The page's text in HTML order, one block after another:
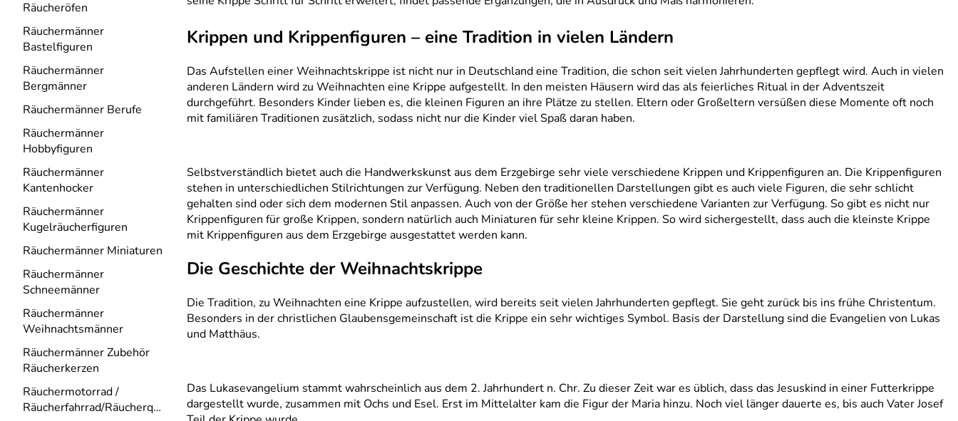
Räucheröfen
Räuchermänner
Bastelfiguren
Räuchermänner
Bergmänner
Räuchermänner Berufe
Räuchermänner
Hobbyfiguren
Räuchermänner
Kantenhocker
Räuchermänner
Kugelräucherfiguren
Räuchermänner Miniaturen
Räuchermänner
Schneemänner
Räuchermänner
Weihnachtsmänner
Räuchermänner Zubehör
Räucherkerzen
Räuchermotorrad /
Räucherfahrrad/Räucherquad
Krippen und Krippenfiguren – eine Tradition in vielen Ländern
Das Aufstellen einer Weihnachtskrippe ist nicht nur in Deutschland eine Tradition, die schon seit vielen Jahrhunderten gepflegt wird. Auch in vielen
anderen Ländern wird zu Weihnachten eine Krippe aufgestellt. In den meisten Häusern wird das als feierliches Ritual in der Adventszeit
durchgeführt. Besonders Kinder lieben es, die kleinen Figuren an ihre Plätze zu stellen. Eltern oder Großeltern versüßen diese Momente oft noch
mit familiären Traditionen zusätzlich, sodass nicht nur die Kinder viel Spaß daran haben.
Selbstverständlich bietet auch die Handwerkskunst aus dem Erzgebirge sehr viele verschiedene Krippen und Krippenfiguren an. Die Krippenfiguren
stehen in unterschiedlichen Stilrichtungen zur Verfügung. Neben den traditionellen Darstellungen gibt es auch viele Figuren, die sehr schlicht
gehalten sind oder sich dem modernen Stil anpassen. Auch von der Größe her stehen verschiedene Varianten zur Verfügung. So gibt es nicht nur
Krippenfiguren für große Krippen, sondern natürlich auch Miniaturen für sehr kleine Krippen. So wird sichergestellt, dass auch die kleinste Krippe
mit Krippenfiguren aus dem Erzgebirge ausgestattet werden kann.
Die Geschichte der Weihnachtskrippe
Die Tradition, zu Weihnachten eine Krippe aufzustellen, wird bereits seit vielen Jahrhunderten gepflegt. Sie geht zurück bis ins frühe Christentum.
Besonders in der christlichen Glaubensgemeinschaft ist die Krippe ein sehr wichtiges Symbol. Basis der Darstellung sind die Evangelien von Lukas
und Matthäus.
Das Lukasevangelium stammt wahrscheinlich aus dem 2. Jahrhundert n. Chr. Zu dieser Zeit war es üblich, dass das Jesuskind in einer Futterkrippe
dargestellt wurde, zusammen mit Ochs und Esel. Erst im Mittelalter kam die Figur der Maria hinzu. Noch viel länger dauerte es, bis auch Vater Josef